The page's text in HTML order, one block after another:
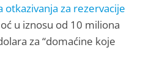
za rezervacije
u iznosu od 10 miliona
za “domaćine koje